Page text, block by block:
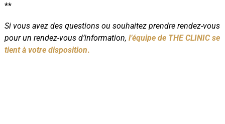
**
Si vous avez des questions ou souhaitez prendre rendez-vous
pour un rendez-vous d’information, l’équipe de THE CLINIC se
tient à votre disposition.